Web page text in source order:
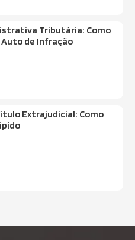
Tributária: Como
de Infração
Extrajudicial: Como